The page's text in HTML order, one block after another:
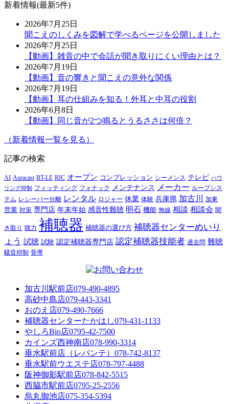
新着情報(最新5件)
2026年7月25日
聞こえのしくみを図解で学べるページを公開しました
2026年7月25日
【動画】雑音の中で会話が聞き取りにくい理由とは？
2026年7月19日
【動画】音の響きと聞こえの意外な関係
2026年7月19日
【動画】耳の仕組みを知る！外耳と中耳の役割
2026年6月8日
【動画】同じ音が2つ鳴るとうるささは何倍？
（新着情報一覧を見る）
記事の検索
AI Auracast BT-LE RIC オープン コンプレッション シーメンス テレビ ハウ
リング抑制
フィッティング フォナック メンテナンス メーカー ループシス
テム レシーバー分離 レンタル ロジャー 休業 体験 兵庫県 加古川 加東
営業 対策 専門店 年末年始 感音性難聴 明石 機能 無線 相談 相談会 聞
き取り 聴力 補聴器 補聴器の選び方 補聴器センターめいり
ょう 試聴 試験 認定補聴器専門店 認定補聴器技能者 過去問 難聴
騒音抑制 骨導
加古川駅前店079-490-4895
高砂中島店079-443-3341
おのえ店079-490-7666
補聴器センターたかはし079-431-1133
やしろBio店0795-42-7500
カインズ西神南店078-990-3314
垂水駅前店（レバンテ） 078-742-8137
垂水駅前ウエステ店078-797-4488
阪神御影駅前店078-842-5515
西脇市駅前店0795-25-2556
烏丸御池店075-354-5394